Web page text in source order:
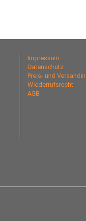
Impressum
Datenschutz
Preis- und
Wiederrufsrecht
AGB